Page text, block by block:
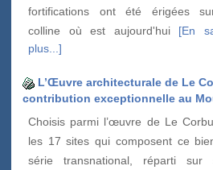
fortifications ont été érigées
colline où est aujourd'hui [En
plus...]
L’Œuvre architecturale de Le
contribution exceptionnelle au
Choisis parmi l’œuvre de Le
les 17 sites qui composent ce
série transnational, réparti sur